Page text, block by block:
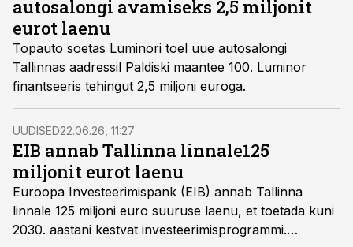
autosalongi avamiseks 2,5 miljonit
eurot laenu
Topauto soetas Luminori toel uue autosalongi
Tallinnas aadressil Paldiski maantee 100. Luminor
finantseeris tehingut 2,5 miljoni euroga.
UUDISED22.06.26, 11:27
EIB annab Tallinna linnale125
miljonit eurot laenu
Euroopa Investeerimispank (EIB) annab Tallinna
linnale 125 miljoni euro suuruse laenu, et toetada kuni
2030. aastani kestvat investeerimisprogrammi.